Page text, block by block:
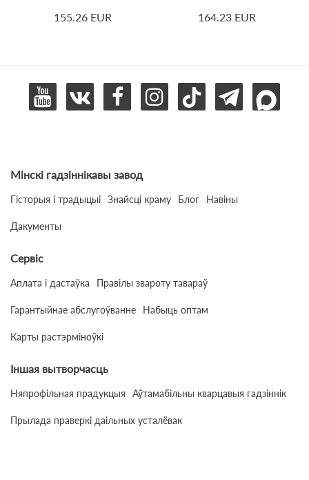
155.26 EUR 164.23 EUR
Мінскі гадзіннікавы завод
Гісторыя і традыцыі Знайсці краму Блог Навіны
Дакументы
Сервіс
Аплата і дастаўка Правілы звароту тавараў
Гарантыйнае абслугоўванне Набыць оптам
Карты растэрміноўкі
Іншая вытворчасць
Няпрофільная прадукцыя Аўтамабільны кварцавыя гадзіннік
Прылада праверкі даільных усталёвак